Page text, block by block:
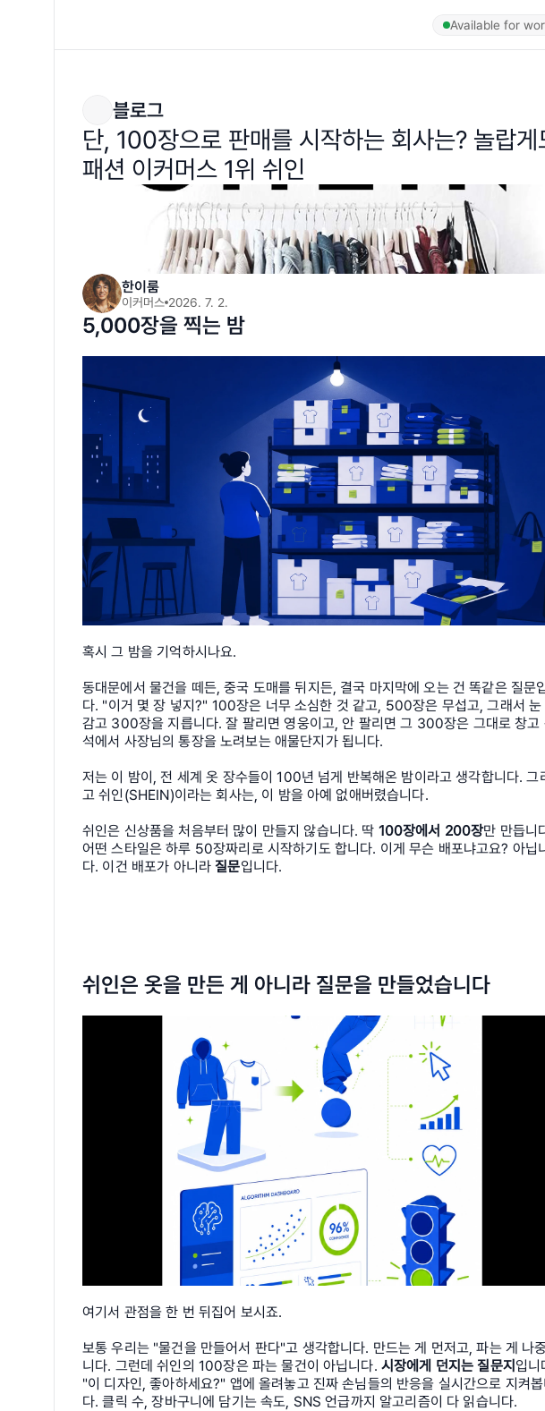
Available for
블로그
단, 100장으로 판매를 시작하는 회사는? 놀랍게
패션 이커머스 1위 쉬인
한이룸
이커머스 2026. 7. 2.
5,000장을 찍는 밤
혹시 그 밤을 기억하시나요.
동대문에서 물건을 떼든, 중국 도매를 뒤지든, 결국 마지막에 오는 건 똑같은 질문
다. "이거 몇 장 넣지?" 100장은 너무 소심한 것 같고, 500장은 무섭고, 그래서 눈
감고 300장을 지릅니다. 잘 팔리면 영웅이고, 안 팔리면 그 300장은 그대로 창고
석에서 사장님의 통장을 노려보는 애물단지가 됩니다.
저는 이 밤이, 전 세계 옷 장수들이 100년 넘게 반복해온 밤이라고 생각합니다. 그
고 쉬인(SHEIN)이라는 회사는, 이 밤을 아예 없애버렸습니다.
쉬인은 신상품을 처음부터 많이 만들지 않습니다. 딱 100장에서 200장만 만듭니
어떤 스타일은 하루 50장짜리로 시작하기도 합니다. 이게 무슨 배포냐고요? 아닙
다. 이건 배포가 아니라 질문입니다.
쉬인은 옷을 만든 게 아니라 질문을 만들었습니다
여기서 관점을 한 번 뒤집어 보시죠.
보통 우리는 "물건을 만들어서 판다"고 생각합니다. 만드는 게 먼저고, 파는 게 나
니다. 그런데 쉬인의 100장은 파는 물건이 아닙니다. 시장에게 던지는 질문지 입니
"이 디자인, 좋아하세요?" 앱에 올려놓고 진짜 손님들의 반응을 실시간으로 지켜
다. 클릭 수, 장바구니에 담기는 속도, SNS 언급까지 알고리즘이 다 읽습니다.